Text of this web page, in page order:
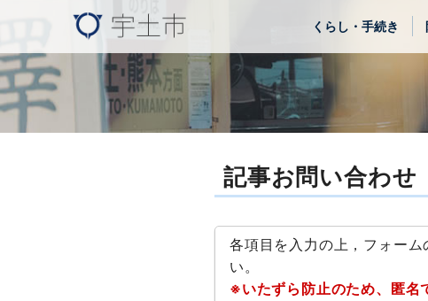
くらし・手続き
記事お問い合わせ
各項目を入力の上，フォー
い。
※いたずら防止のため、匿名